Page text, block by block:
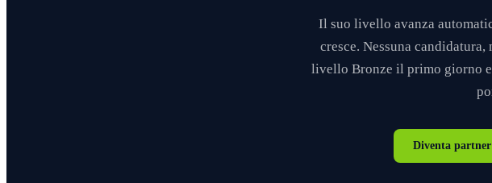
Il suo livello avanza
cresce. Nessuna
livello Bronze il primo giorno
Diventa partner